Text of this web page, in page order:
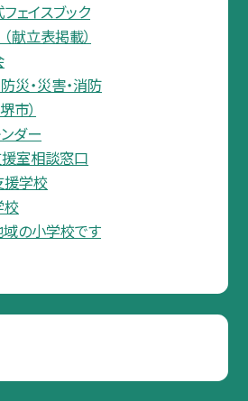
ェイスブック
立表掲載）
・災害・消防
市）
ダー
室相談窓口
援学校
校
の小学校です